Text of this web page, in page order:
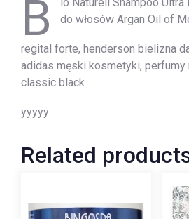
B
io Naturell Shampoo Ultra
do włosów Argan Oil of
regital forte, henderson bielizna
adidas męski kosmetyki, perfumy
classic black
yyyyy
Related